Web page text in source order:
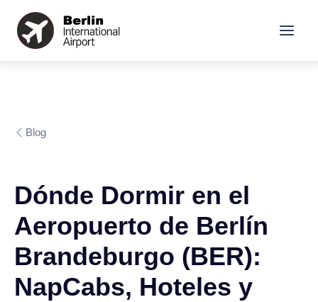
Blog
Dónde Dormir en el
Aeropuerto de Berlín
Brandeburgo (BER):
NapCabs, Hoteles y